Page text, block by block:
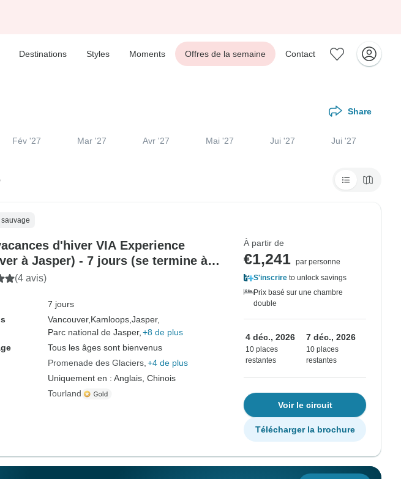
Destinations Styles Moments Offres de la semaine Contact
Share
Fév '27 Mar '27 Avr '27 Mai '27 Jui '27 Jui '27
d'hiver VIA Experience
à Jasper) - 7 jours (se termine à
(4 avis)
7 jours
Vancouver, Kamloops, Jasper,
Parc national de Jasper, +8 de plus
Tous les âges sont bienvenus
Promenade des Glaciers +4 de plus
Uniquement en : Anglais, Chinois
Tourland
À partir de
€1,241 par personne
S'inscrire to unlock savings
Prix basé sur une chambre
double
4 déc., 2026
10 places
restantes
7 déc., 2026
10 places
restantes
Voir le circuit
Télécharger la brochure